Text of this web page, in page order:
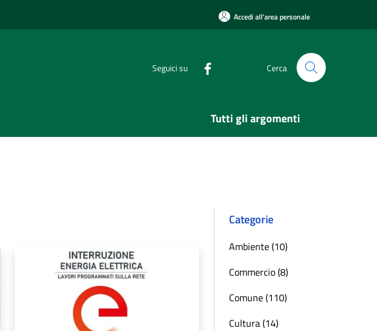
Accedi all'area personale
Seguici su Cerca
Tutti gli argomenti
Categorie
Ambiente (10)
Commercio (8)
Comune (110)
Cultura (14)